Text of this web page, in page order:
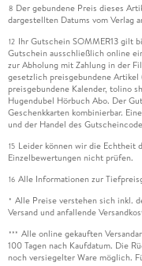
8 Der gebundene Preis dieses
dargestellten Datums vom Verlag
12 Ihr Gutschein SOMMER13 gilt
Gutschein ausschließlich online
zur Abholung mit Zahlung in der
gesetzlich preisgebundene
preisgebundene Kalender, tolino
Hugendubel Hörbuch Abo. Der
Geschenkkarten kombinierbar.
und der Handel des
15 Leider können wir die Echtheit
Einzelbewertungen nicht prüfen.
16 Alle Informationen zur
* Alle Preise verstehen sich inkl.
Versand und anfallende
*** Alle online gekauften
100 Tagen nach Kaufdatum. Die
noch versiegelter Ware möglich.